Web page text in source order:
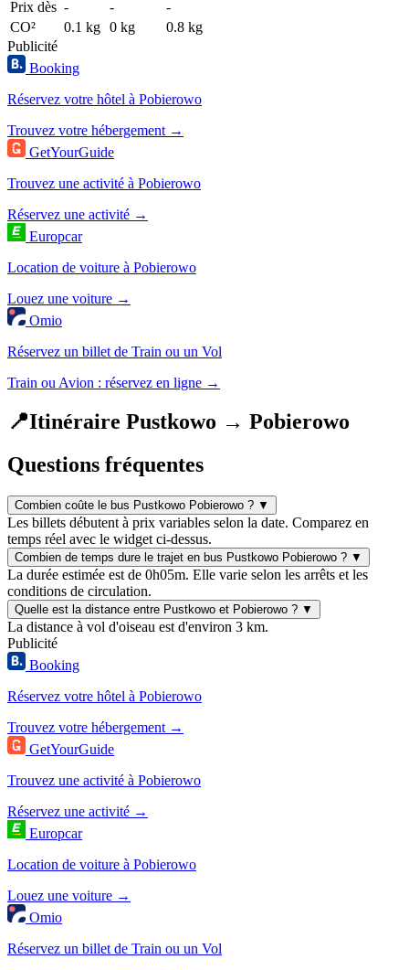
Prix dès - -
-
CO²
0.1 kg 0 kg
0.8 kg
Publicité
Booking
Réservez votre hôtel à Pobierowo
Trouvez votre hébergement →
GetYourGuide
Trouvez une activité à Pobierowo
Réservez une activité →
Europcar
Location de voiture à Pobierowo
Louez une voiture →
Omio
Réservez un billet de Train ou un Vol
Train ou Avion : réservez en ligne →
📍Itinéraire Pustkowo → Pobierowo
Questions fréquentes
Combien coûte le bus Pustkowo Pobierowo ? ▼
Les billets débutent à prix variables selon la date. Comparez en
temps réel avec le widget ci-dessus.
Combien de temps dure le trajet en bus Pustkowo Pobierowo ? ▼
La durée estimée est de 0h05m. Elle varie selon les arrêts et les
conditions de circulation.
Quelle est la distance entre Pustkowo et Pobierowo ? ▼
La distance à vol d'oiseau est d'environ 3 km.
Publicité
Booking
Réservez votre hôtel à Pobierowo
Trouvez votre hébergement →
GetYourGuide
Trouvez une activité à Pobierowo
Réservez une activité →
Europcar
Location de voiture à Pobierowo
Louez une voiture →
Omio
Réservez un billet de Train ou un Vol